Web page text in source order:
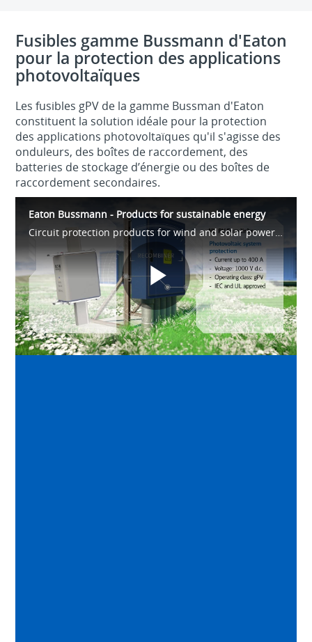
Fusibles gamme Bussmann d'Eaton
pour la protection des applications
photovoltaïques
Les fusibles gPV de la gamme Bussman d'Eaton
constituent la solution idéale pour la protection
des applications photovoltaïques qu'il s'agisse des
onduleurs, des boîtes de raccordement, des
batteries de stockage d’énergie ou des boîtes de
raccordement secondaires.
Eaton Bussmann - Products for sustainable energy
Play